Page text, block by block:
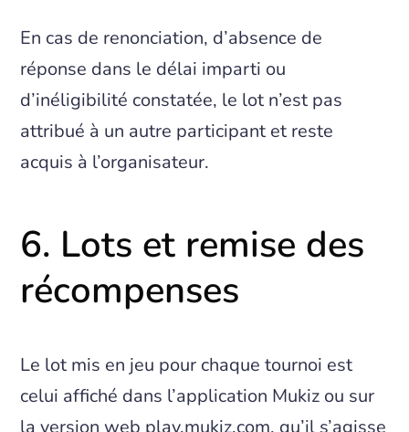
En cas de renonciation, d’absence de
réponse dans le délai imparti ou
d’inéligibilité constatée, le lot n’est pas
attribué à un autre participant et reste
acquis à l’organisateur.
6. Lots et remise des
récompenses
Le lot mis en jeu pour chaque tournoi est
celui affiché dans l’application Mukiz ou sur
la version web play.mukiz.com, qu’il s’agisse